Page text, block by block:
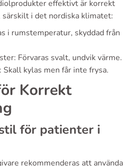
effektivt är korrekt
särskilt i det nordiska klimatet:
i rumstemperatur, skyddad från
Förvaras svalt, undvik värme.
Skall kylas men får inte frysa.
Korrekt
för patienter i
rekommenderas att använda